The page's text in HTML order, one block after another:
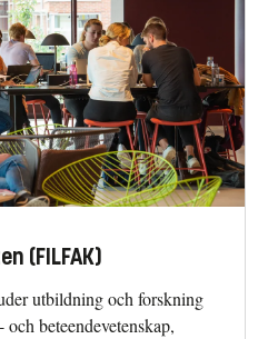
(FILFAK)
utbildning och forskning
beteendevetenskap,